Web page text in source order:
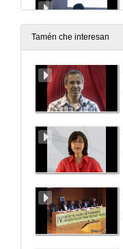
Tamén che interesan